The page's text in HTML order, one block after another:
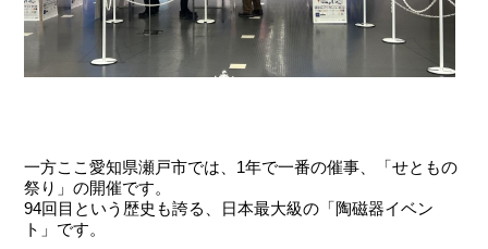
一方ここ愛知県瀬戸市では、1年で一番の催事、「せともの
祭り」の開催です。
94回目という歴史も誇る、日本最大級の「陶磁器イベン
ト」です。